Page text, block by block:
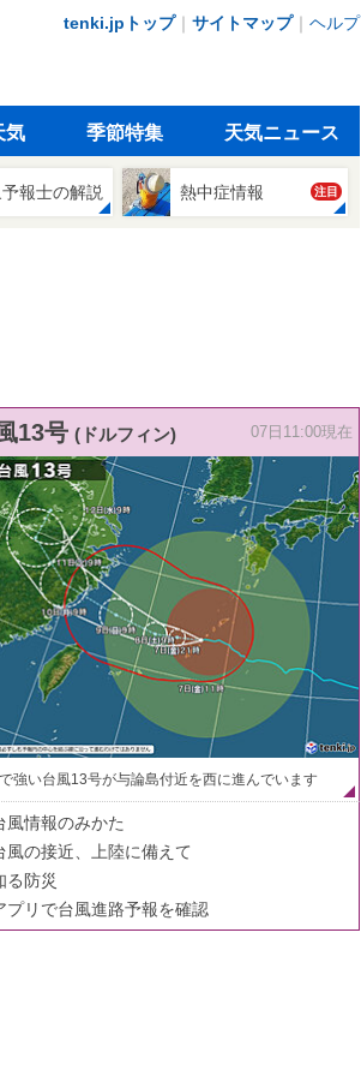
tenki.jpトップ｜ サイトマップ｜ ヘルプ
気 季節特集 天気ニュース
報士の解説 熱中症情報 注目
13号 (ドルフィン) 07日11:00現在
強い台風13号が与論島付近を西に進んでいます
風情報のみかた
風の接近、上陸に備えて
る防災
プリで台風進路予報を確認